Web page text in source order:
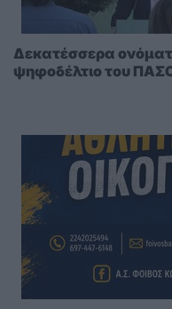
Δεκατέσσερα
ψηφοδέλτιο του